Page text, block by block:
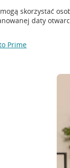
skorzystać
daty
Prime